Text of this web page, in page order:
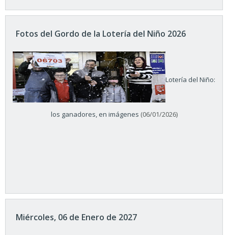
Fotos del Gordo de la Lotería del Niño 2026
Lotería del Niño:
los ganadores, en imágenes (06/01/2026)
Miércoles, 06 de Enero de 2027